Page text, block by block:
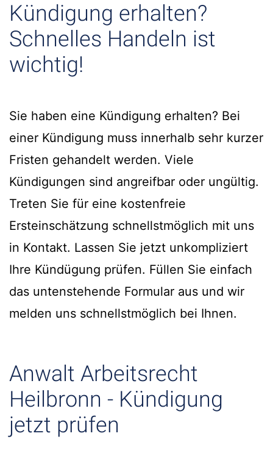
Kündigung erhalten?
Schnelles Handeln ist
wichtig!
Sie haben eine Kündigung erhalten? Bei
einer Kündigung muss innerhalb sehr kurzer
Fristen gehandelt werden. Viele
Kündigungen sind angreifbar oder ungültig.
Treten Sie für eine kostenfreie
Ersteinschätzung schnellstmöglich mit uns
in Kontakt. Lassen Sie jetzt unkompliziert
Ihre Kündügung prüfen. Füllen Sie einfach
das untenstehende Formular aus und wir
melden uns schnellstmöglich bei Ihnen.
Anwalt Arbeitsrecht
Heilbronn - Kündigung
jetzt prüfen